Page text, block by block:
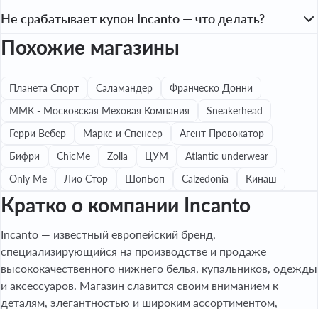
Персональные — приходят по email или в мобильное
приложение.
2. Перейдите к оформлению заказа.
3. Введите код в строку “Промокод” и нажмите
«Применить».
Нет, промокоды не суммируются с другими акциями:
Не срабатывает купон Incanto — что делать?
Просрочен срок — проверьте актуальность.
Минимальная сумма не достигнута — добавьте товар до
нужной суммы.
Промокод уже использован — попробуйте другой.
правильный регистр.
Если проблемы остаются — обратитесь в службу
поддержки магазина.
Похожие магазины
Планета Спорт Саламандер
Франческо Донни
ММК - Московская Меховая Компания
Sneakerhead
Герри Вебер
Маркс и Спенсер
Агент Провокатор
Бифри
ChicMe Zolla ЦУМ
Atlantic underwear
Only Me
Лио Стор ШопБоп Calzedonia Кинаш
Кратко о компании Incanto
Incanto — известный европейский бренд,
специализирующийся на производстве и продаже
высококачественного нижнего белья, купальников, одежды
и аксессуаров. Магазин славится своим вниманием к
деталям, элегантностью и широким ассортиментом,